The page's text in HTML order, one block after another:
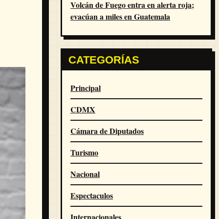
Volcán de Fuego entra en alerta roja;
evacúan a miles en Guatemala
CATEGORÍAS
Principal
CDMX
Cámara de Diputados
Turismo
Nacional
Espectaculos